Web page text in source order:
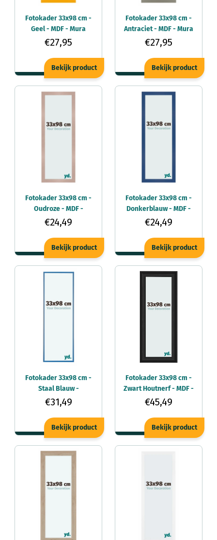
Fotokader 33x98 cm -
Geel - MDF - Mura
€27,95
Bekijk product
Fotokader 33x98 cm -
Antraciet - MDF - Mura
€27,95
Bekijk product
Fotokader 33x98 cm -
Oudroze - MDF -
Bologna
€24,49
Bekijk product
Fotokader 33x98 cm -
Donkerblauw - MDF -
Bologna
€24,49
Bekijk product
Fotokader 33x98 cm -
Staal Blauw -
Aluminium - Kent
€31,49
Bekijk product
Fotokader 33x98 cm -
Zwart Houtnerf - MDF -
Lazio
€45,49
Bekijk product